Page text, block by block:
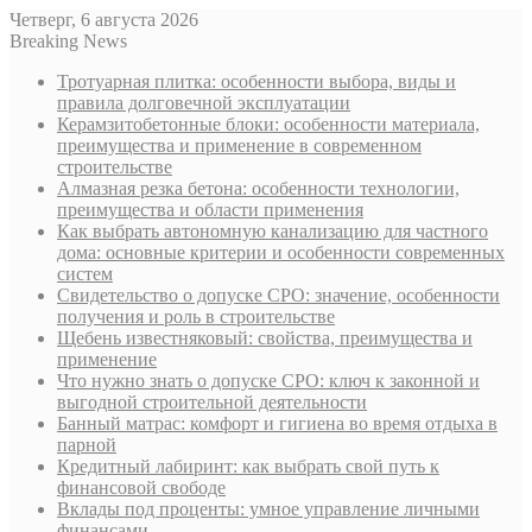
Четверг, 6 августа 2026
Breaking News
Тротуарная плитка: особенности выбора, виды и
правила долговечной эксплуатации
Керамзитобетонные блоки: особенности материала,
преимущества и применение в современном
строительстве
Алмазная резка бетона: особенности технологии,
преимущества и области применения
Как выбрать автономную канализацию для частного
дома: основные критерии и особенности современных
систем
Свидетельство о допуске СРО: значение, особенности
получения и роль в строительстве
Щебень известняковый: свойства, преимущества и
применение
Что нужно знать о допуске СРО: ключ к законной и
выгодной строительной деятельности
Банный матрас: комфорт и гигиена во время отдыха в
парной
Кредитный лабиринт: как выбрать свой путь к
финансовой свободе
Вклады под проценты: умное управление личными